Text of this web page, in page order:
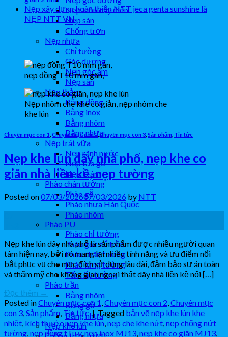
Nẹp luồn dây điện
Nẹp sàn
Chống trơn
Nẹp nhựa
Chỉ tường
Góc dương
Nẹp góc âm
Nẹp sàn
Nẹp thảm
Bằng đồng
Bằng inox
Bằng nhôm
Bằng nhựa
Nẹp trát vữa
Nẹp rãnh nước
Nẹp tạo gờ
Nẹp U âm
Phào chân tường
Phào gỗ
Phào nhựa Hàn Quốc
Phào nhôm
Phào PU
Phào chỉ tường
Phào góc cổ trần
Phào chân tường
Phào lưng tường
Tấm ốp tường
Phào trần
Bằng nhôm
Bằng gỗ
Bằng nhựa
Nẹp khe lún
Nẹp xây dựng hoàn thiện NTT jeca genta sunshine là
NẸP NTT VN
nẹp đồng T10 mm gân,
Nẹp nhôm che khe co giản, nẹp nhôm che
khe lún
Chuyên mục con 1 Chuyên mục con 2,Chuyên mục con 3 Sản phẩm Tin tức
Nẹp khe lún dãy nhà phố, nẹp khe co
giãn nhà liền kề, nẹp tường
Posted on07/03/202607/03/2026 by NTT
Nẹp khe lún dãy nhà phố là sản phẩm được nhiều người quan
tâm hiện nay, bởi nó mang lại nhiều tính năng và ưu điểm nổi
bật phục vụ cho mục đích sử dụng lâu dài, đảm bảo sự án toàn
và thẩm mỹ cho không gian ngoại thất dãy nhà liền kề nối […]
Đọc thêm →
Posted inChuyên mục con 1,Chuyên mục con 2 Chuyên mục
con 3 Sản phẩm Tin tức| Tagged bản vẽ nẹp khe lún khe
nhiệt kích thước nẹp khe lún nẹp che khe nứt nẹp chống nứt
tường nẹp đồng t l u v,nẹp inox MJ13 nẹp khe co giãn MJ13